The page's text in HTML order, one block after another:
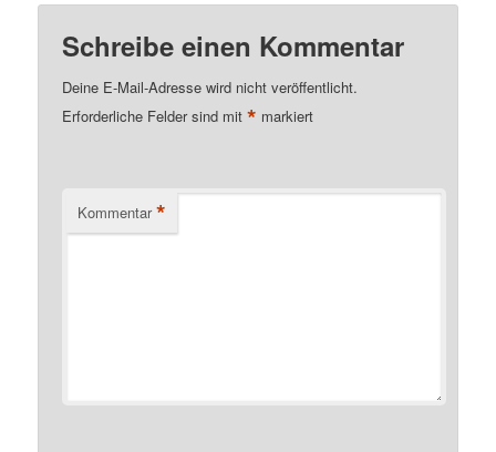
Schreibe einen Kommentar
Deine E-Mail-Adresse wird nicht veröffentlicht.
Erforderliche Felder sind mit* markiert
Kommentar *